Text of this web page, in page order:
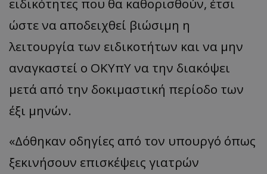
ειδικότητες που θα καθορισθούν, έτσι
ώστε να αποδειχθεί βιώσιμη η
λειτουργία των ειδικοτήτων και να μην
αναγκαστεί ο ΟΚΥπΥ να την διακόψει
μετά από την δοκιμαστική περίοδο των
έξι μηνών.
«Δόθηκαν οδηγίες από τον υπουργό όπως
ξεκινήσουν επισκέψεις γιατρών